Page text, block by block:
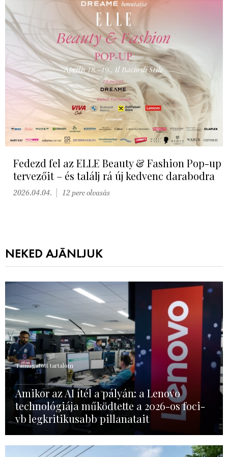
Fedezd fel az ELLE Beauty & Fashion Pop-up
tervezőit – és találj rá új kedvenc darabodra
2026.04.04. 12 perc olvasás
NEKED AJÁNLJUK
Támogatott tartalom
Amikor az AI ítél a pályán: a Lenovo
technológiája működtette a 2026-os foci-
vb legkritikusabb pillanatait